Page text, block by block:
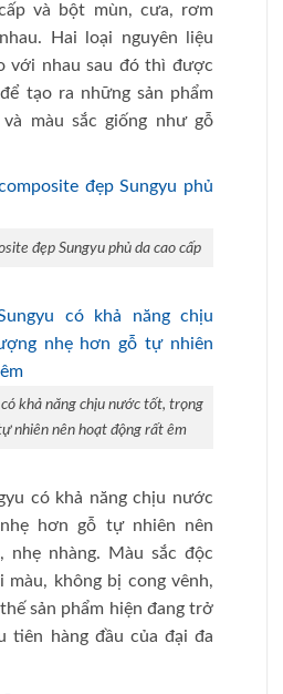
và bột mùn, cưa, rơm
Hai loại nguyên liệu
với nhau sau đó thì được
tạo ra những sản phẩm
màu sắc giống như gỗ
đẹp Sungyu phủ da cao cấp
khả năng chịu nước tốt, trọng
nhiên nên hoạt động rất êm
có khả năng chịu nước
hơn gỗ tự nhiên nên
nhẹ nhàng. Màu sắc độc
màu, không bị cong vênh,
sản phẩm hiện đang trở
tiên hàng đầu của đại đa